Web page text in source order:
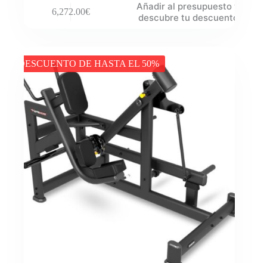
6,272.00€
Añadir al presupuesto y
descubre tu descuento
DESCUENTO DE HASTA EL 50%